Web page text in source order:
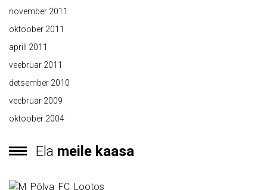
november 2011
oktoober 2011
aprill 2011
veebruar 2011
detsember 2010
veebruar 2009
oktoober 2004
Ela meile kaasa